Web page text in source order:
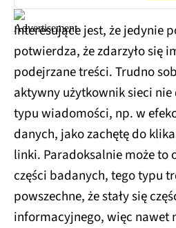
Interesujące jest, że jedynie
potwierdza, że zdarzyło się
podejrzane treści. Trudno
aktywny użytkownik sieci
typu wiadomości, np. w
danych, jako zachętę do
linki. Paradoksalnie może to
części badanych, tego typu
powszechne, że stały się
informacyjnego, więc nawet